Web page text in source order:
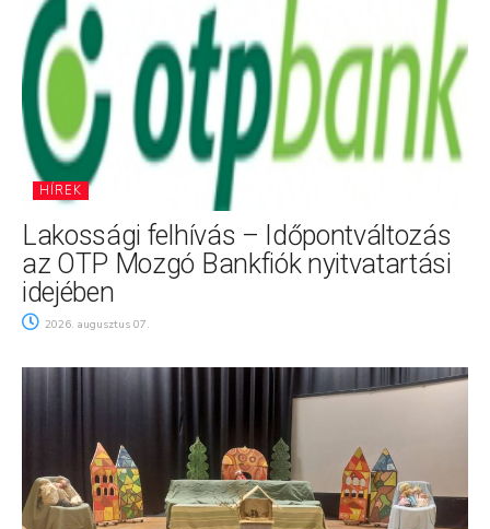
HÍREK
Lakossági felhívás – Időpontváltozás
az OTP Mozgó Bankfiók nyitvatartási
idejében
2026. augusztus 07.